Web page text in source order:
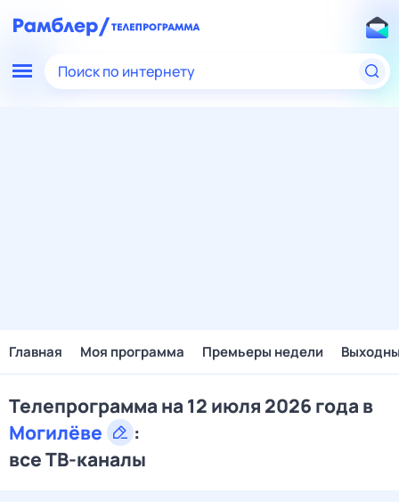
Поиск по интернету
Главная Моя программа Премьеры недели
Телепрограмма на 12 июля 2026 года в
Могилёве
:
все ТВ-каналы